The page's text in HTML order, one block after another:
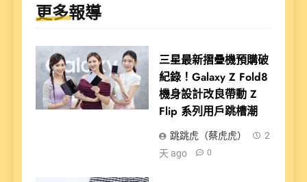
更多報導
三星最新摺疊機預購破
紀錄！Galaxy Z Fold8
機身設計改良帶動 Z
Flip 系列用戶跳槽潮
跳跳虎（蔡虎虎）
2
天 ago
0